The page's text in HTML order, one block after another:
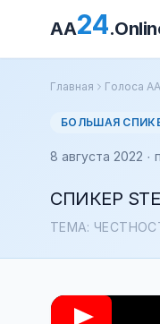
AA24
Главная Голоса
БОЛЬШАЯ
8 августа 2022
СПИКЕР
ТЕМА: